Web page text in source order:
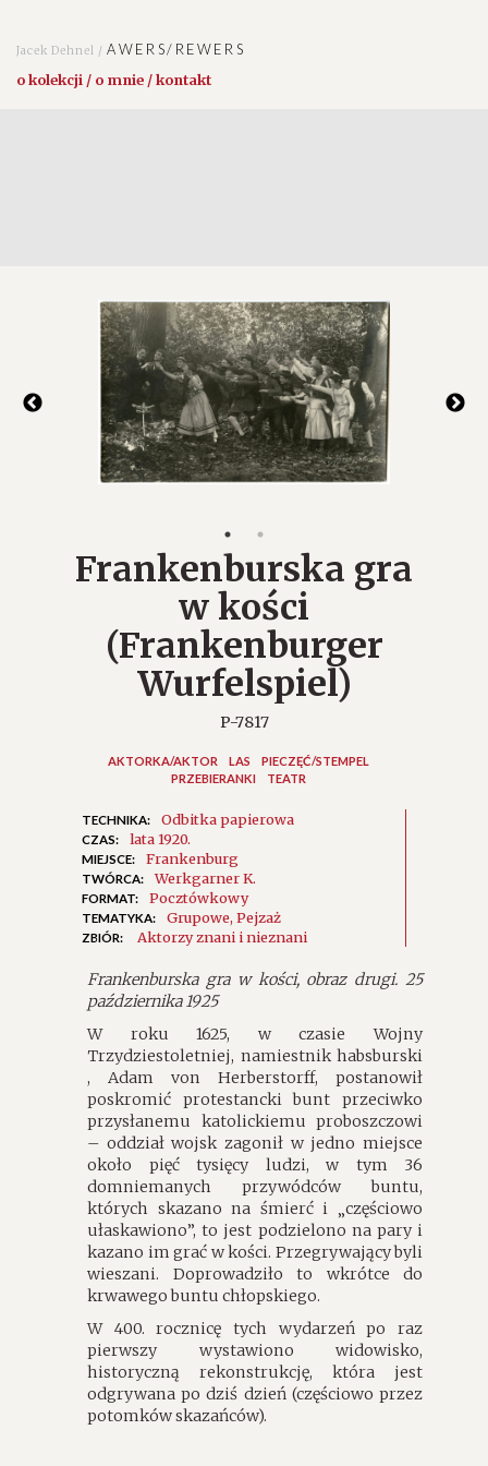
Jacek Dehnel /AWERS/REWERS
o kolekcji / o mnie / kontakt
Frankenburska gra
w kości
(Frankenburger
Wurfelspiel)
P-7817
AKTORKA/AKTOR LAS
PIECZĘĆ/STEMPEL
PRZEBIERANKI
TEATR
TECHNIKA: Odbitka papierowa
CZAS: lata 1920.
MIEJSCE: Frankenburg
TWÓRCA: Werkgarner K.
FORMAT: Pocztówkowy
TEMATYKA: Grupowe Pejzaż
ZBIÓR: Aktorzy znani i nieznani
Frankenburska gra w kości, obraz drugi. 25
października 1925
W roku 1625, w czasie Wojny
Trzydziestoletniej, namiestnik habsburski
, Adam von Herberstorff, postanowił
poskromić protestancki bunt przeciwko
przysłanemu katolickiemu proboszczowi
– oddział wojsk zagonił w jedno miejsce
około pięć tysięcy ludzi, w tym 36
domniemanych przywódców buntu,
których skazano na śmierć i „częściowo
ułaskawiono”, to jest podzielono na pary i
kazano im grać w kości. Przegrywający byli
wieszani. Doprowadziło to wkrótce do
krwawego buntu chłopskiego.
W 400. rocznicę tych wydarzeń po raz
pierwszy wystawiono widowisko,
historyczną rekonstrukcję, która jest
odgrywana po dziś dzień (częściowo przez
potomków skazańców).